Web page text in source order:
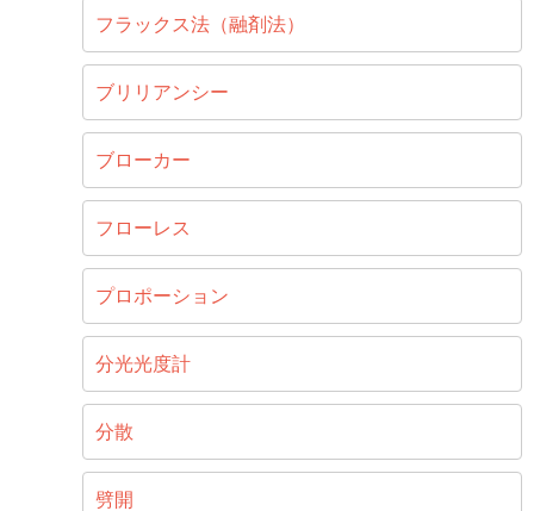
フラックス法（融剤法）
ブリリアンシー
ブローカー
フローレス
プロポーション
分光光度計
分散
劈開